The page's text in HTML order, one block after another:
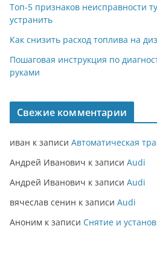
Топ-5 признаков неисправности
устранить
Как снизить расход топлива на
Пошаговая инструкция по
руками
Свежие комментарии
иван к записи Автоматическая
Андрей Иванович к записи Audi
Андрей Иванович к записи Audi
вячеслав сенин к записи Audi
Аноним к записи Снятие и